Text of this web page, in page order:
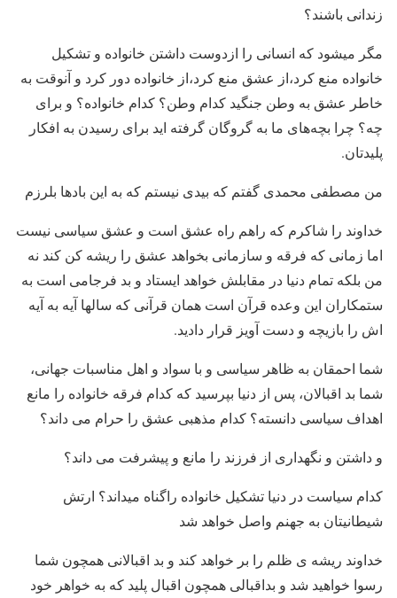
زندانی باشند؟
مگر میشود که انسانی را ازدوست داشتن خانواده و تشکیل
خانواده منع کرد،از عشق منع کرد،از خانواده دور کرد و آنوقت به
خاطر عشق به وطن جنگید کدام وطن؟ کدام خانواده؟ و برای
چه؟ چرا بچه‌های ما به گروگان گرفته اید برای رسیدن به افکار
پلیدتان.
من مصطفی محمدی گفتم که بیدی نیستم که به این بادها بلرزم
خداوند را شاکرم که راهم راه عشق است و عشق سیاسی نیست
اما زمانی که فرقه و سازمانی بخواهد عشق را ریشه کن کند نه
من بلکه تمام دنیا در مقابلش خواهد ایستاد و بد فرجامی است به
ستمکاران این وعده قرآن است همان قرآنی که سالها آیه به آیه
اش را بازیچه و دست آویز قرار دادید.
شما احمقان به ظاهر سیاسی و با سواد و اهل مناسبات جهانی،
شما بد اقبالان، پس از دنیا بپرسید که کدام فرقه خانواده را مانع
اهداف سیاسی دانسته؟ کدام مذهبی عشق را حرام می داند؟
و داشتن و نگهداری از فرزند را مانع و پیشرفت می داند؟
کدام سیاست در دنیا تشکیل خانواده راگناه میداند؟ ارتش
شیطانیتان به جهنم واصل خواهد شد
خداوند ریشه ی ظلم را بر خواهد کند و بد اقبالانی همچون شما
رسوا خواهید شد و بداقبالی همچون اقبال پلید که به خواهر خود